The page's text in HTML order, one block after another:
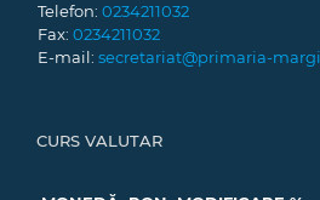
Telefon: 0234211032
Fax: 0234211032
E-mail: secretariat@primaria-
CURS VALUTAR